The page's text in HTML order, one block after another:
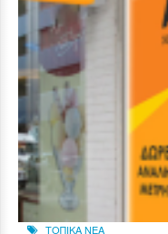
ΤΟΠΙΚΑ ΝΕΑ